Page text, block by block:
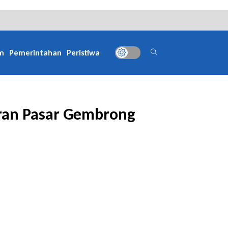
Pemerintahan Peristiwa
Pasar Gembrong